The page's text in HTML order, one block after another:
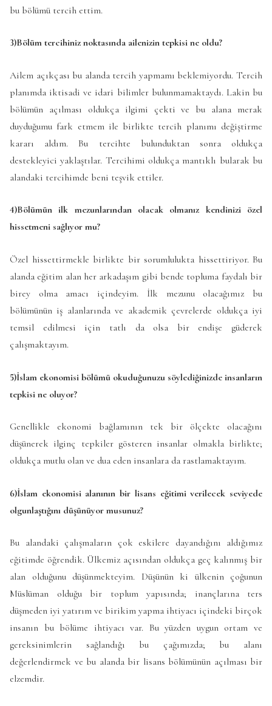
bu bölümü tercih ettim.
3)Bölüm tercihiniz noktasında ailenizin tepkisi ne oldu?
Ailem açıkçası bu alanda tercih yapmamı beklemiyordu. Tercih
planımda iktisadi ve idari bilimler bulunmamaktaydı. Lakin bu
bölümün açılması oldukça ilgimi çekti ve bu alana merak
duyduğumu fark etmem ile birlikte tercih planımı değiştirme
kararı aldım. Bu tercihte bulunduktan sonra oldukça
destekleyici yaklaştılar. Tercihimi oldukça mantıklı bularak bu
alandaki tercihimde beni teşvik ettiler.
4)Bölümün ilk mezunlarından olacak olmanız kendinizi özel
hissetmeni sağlıyor mu?
Özel hissettirmekle birlikte bir sorumlulukta hissettiriyor. Bu
alanda eğitim alan her arkadaşım gibi bende topluma faydalı bir
birey olma amacı içindeyim. İlk mezunu olacağımız bu
bölümünün iş alanlarında ve akademik çevrelerde oldukça iyi
temsil edilmesi için tatlı da olsa bir endişe güderek
çalışmaktayım.
5)İslam ekonomisi bölümü okuduğunuzu söylediğinizde insanların
tepkisi ne oluyor?
Genellikle ekonomi bağlamının tek bir ölçekte olacağını
düşünerek ilginç tepkiler gösteren insanlar olmakla birlikte;
oldukça mutlu olan ve dua eden insanlara da rastlamaktayım.
6)İslam ekonomisi alanının bir lisans eğitimi verilecek seviyede
olgunlaştığını düşünüyor musunuz?
Bu alandaki çalışmaların çok eskilere dayandığını aldığımız
eğitimde öğrendik. Ülkemiz açısından oldukça geç kalınmış bir
alan olduğunu düşünmekteyim. Düşünün ki ülkenin çoğunun
Müslüman olduğu bir toplum yapısında; inançlarına ters
düşmeden iyi yatırım ve birikim yapma ihtiyacı içindeki birçok
insanın bu bölüme ihtiyacı var. Bu yüzden uygun ortam ve
gereksinimlerin sağlandığı bu çağımızda; bu alanı
değerlendirmek ve bu alanda bir lisans bölümünün açılması bir
elzemdir.